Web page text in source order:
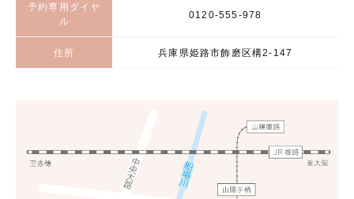
予約専用ダイヤ
ル
0120-555-978
住所 兵庫県姫路市飾磨区構2-147